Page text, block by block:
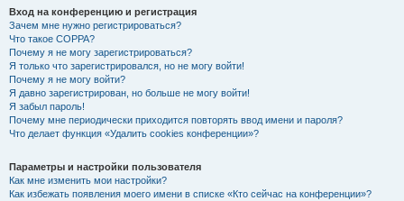
Вход на конференцию и регистрация
Зачем мне нужно регистрироваться?
Что такое COPPA?
Почему я не могу зарегистрироваться?
Я только что зарегистрировался, но не могу войти!
Почему я не могу войти?
Я давно зарегистрирован, но больше не могу войти!
Я забыл пароль!
Почему мне периодически приходится повторять ввод имени и пароля?
Что делает функция «Удалить cookies конференции»?
Параметры и настройки пользователя
Как мне изменить мои настройки?
Как избежать появления моего имени в списке «Кто сейчас на конференции»?